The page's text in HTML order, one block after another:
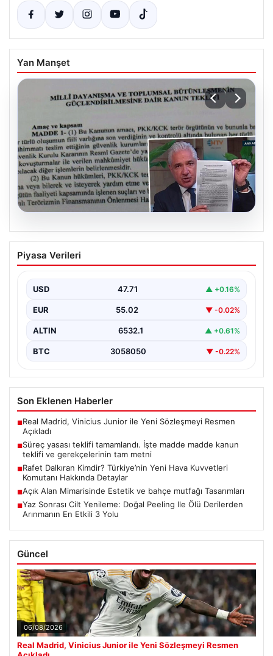
Yan Manşet
05.08.2026
Süreç yasası teklifi tamamlandı. İşte
madde madde kanun teklifi ve
Piyasa Verileri
USD 47.71 ▲ +0.16%
EUR 55.02 ▼ -0.02%
ALTIN 6532.1 ▲ +0.61%
BTC 3058050 ▼ -0.22%
Son Eklenen Haberler
■Real Madrid, Vinicius Junior ile Yeni Sözleşmeyi Resmen
Açıkladı
■Süreç yasası teklifi tamamlandı. İşte madde madde kanun
teklifi ve gerekçelerinin tam metni
■Rafet Dalkıran Kimdir? Türkiye’nin Yeni Hava Kuvvetleri
Komutanı Hakkında Detaylar
■Açık Alan Mimarisinde Estetik ve bahçe mutfağı Tasarımları
■Yaz Sonrası Cilt Yenileme: Doğal Peeling Ile Ölü Derilerden
Arınmanın En Etkili 3 Yolu
Güncel
06/08/2026
Real Madrid, Vinicius Junior ile Yeni Sözleşmeyi Resmen